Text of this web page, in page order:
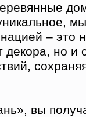
– это
но и
вы